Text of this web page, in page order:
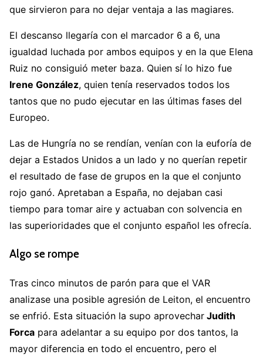
que sirvieron para no dejar ventaja a las magiares.
El descanso llegaría con el marcador 6 a 6, una
igualdad luchada por ambos equipos y en la que Elena
Ruiz no consiguió meter baza. Quien sí lo hizo fue
Irene González, quien tenía reservados todos los
tantos que no pudo ejecutar en las últimas fases del
Europeo.
Las de Hungría no se rendían, venían con la euforía de
dejar a Estados Unidos a un lado y no querían repetir
el resultado de fase de grupos en la que el conjunto
rojo ganó. Apretaban a España, no dejaban casi
tiempo para tomar aire y actuaban con solvencia en
las superioridades que el conjunto español les ofrecía.
Algo se rompe
Tras cinco minutos de parón para que el VAR
analizase una posible agresión de Leiton, el encuentro
se enfrió. Esta situación la supo aprovechar Judith
Forca para adelantar a su equipo por dos tantos, la
mayor diferencia en todo el encuentro, pero el